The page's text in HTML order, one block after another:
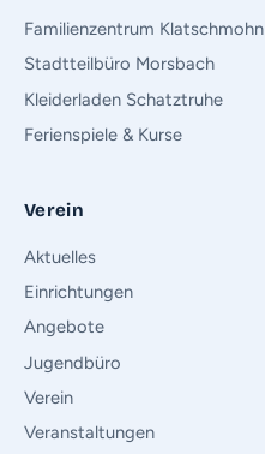
Familienzentrum Klatschmohn
Stadtteilbüro Morsbach
Kleiderladen Schatztruhe
Ferienspiele & Kurse
Verein
Aktuelles
Einrichtungen
Angebote
Jugendbüro
Verein
Veranstaltungen